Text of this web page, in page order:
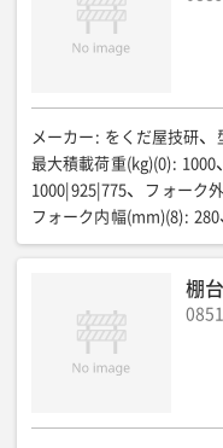
メーカー : をくだ屋技研
最大積載荷重(kg)(0): 1000
1000|925|775
フォーク
フォーク内幅(mm)(8): 280
1390
全幅(mm)(2): 520
棚